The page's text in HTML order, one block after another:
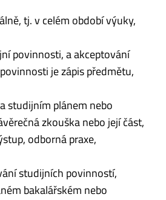
tj. v ce­lém období výuky,
povinnosti, a akceptování
je zápis před­mě­tu,
studijním plánem nebo
zkouška nebo její část,
odborná praxe,
studijních povinností,
bakalářském nebo